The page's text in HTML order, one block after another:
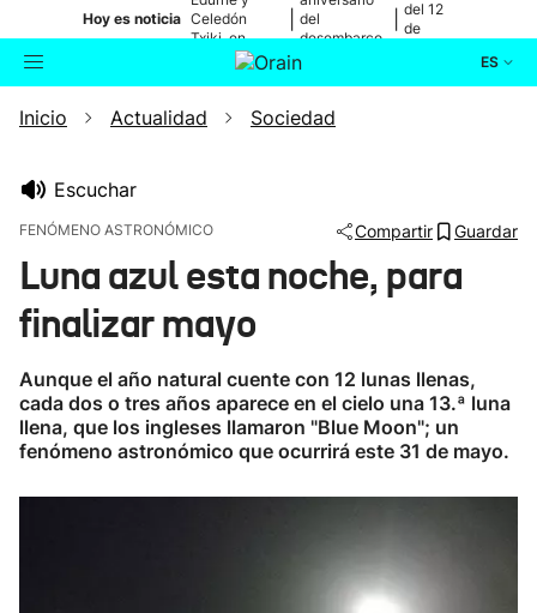
Hoy es noticia Celedón
Txiki, en
directo
del
desembarco
de Elkano
del 12
de
ES
Buscador Actualidad
Ikusmiran
Eguraldia
Inicio Actualidad Sociedad
Escuchar
FENÓMENO ASTRONÓMICO Compartir Guardar
Luna azul esta noche, para
finalizar mayo
Aunque el año natural cuente con 12 lunas llenas,
cada dos o tres años aparece en el cielo una 13.ª luna
llena, que los ingleses llamaron "Blue Moon"; un
fenómeno astronómico que ocurrirá este 31 de mayo.